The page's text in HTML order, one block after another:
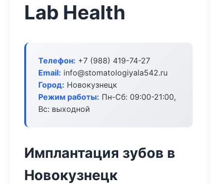
Lab Health
Телефон: +7 (988) 419-74-27
Email: info@stomatologiyala542.ru
Город: Новокузнецк
Режим работы: Пн-Сб: 09:00-21:00,
Вс: выходной
Имплантация зубов в
Новокузнецк